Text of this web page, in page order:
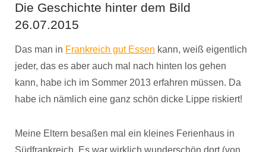
Die Geschichte hinter dem Bild
26.07.2015
Das man in Frankreich gut Essen kann, weiß eigentlich
jeder, das es aber auch mal nach hinten los gehen
kann, habe ich im Sommer 2013 erfahren müssen. Da
habe ich nämlich eine ganz schön dicke Lippe riskiert!
Meine Eltern besaßen mal ein kleines Ferienhaus in
Südfrankreich. Es war wirklich wunderschön dort (von